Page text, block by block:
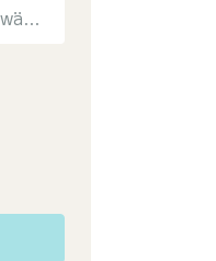
Ein Datum oder Zeitraum wählen